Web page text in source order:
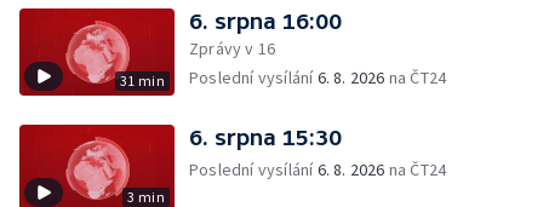
31 min
6. srpna 16:00
Zprávy v 16
Poslední vysílání6. 8. 2026 na ČT24
3 min
6. srpna 15:30
Poslední vysílání6. 8. 2026 na ČT24